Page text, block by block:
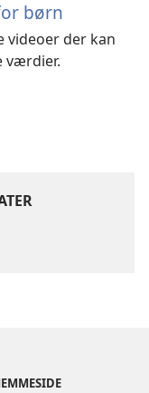
børn
videoer der kan
værdier.